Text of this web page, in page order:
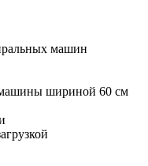
машин
шириной 60 см